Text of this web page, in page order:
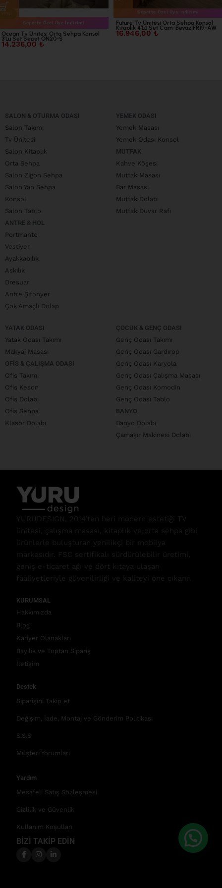
Sepette Özel Üye İndirimi
Ocean Tv Ünitesi Orta Sehpa Konsol
3’Lü Set Sepet ON20-S
14.236,00 ₺
Sepette Özel Üye İndirimi
Future Tv Ünitesi Orta Sehpa Konsol
Kitaplık 4’Lü Set Çam-Beyaz FR19-AW
16.946,00 ₺
SALON & OTURMA ODASI
Salon Takımı
Tv Ünitesi
Salon Kitaplık
Orta Sehpa
Salon Zigon Sehpa
Salon Yan Sehpa
Konsol
Salon Tablo
ANTRE & HOL
Portmanto
Vestiyer
Ayakkabılık
Askılık
Dresuar
Antre Şifonyer
Çok Amaçlı Dolap
YEMEK ODASI
Yemek Masası
Yemek Odası Konsol
MUTFAK
Kahve Köşesi
Mutfak Masası
Bar Masası
Mutfak Dolabı
Mutfak Duvar Rafı
YATAK ODASI
Yatak Odası Takımı
Makyaj Masası
OFIS & ÇALIŞMA ODASI
Ofis Takımı
Ofis Keson
Ofis Dolabı
Ofis Sehpa
Klasör Dolabı
ÇOCUK & GENÇ ODASI
Genç Odası Takımı
Genç Odası Gardırop
Genç Odası Karyola
Genç Odası Çalışma Masası
Genç Odası Komodin
Genç Odası Tablo
BANYO
Banyo Dolabı
Çamaşır Makinesi Dolabı
YURUDESIGN, 2014’ten beri modern estetiği TV
ünitesi, çalışma masası, kitaplık ve orta sehpa gibi
ürünlerle buluşturan yenilikçi bir mobilya
markasıdır. FSC sertifikalı sürdürülebilir üretimi,
geniş e-ticaret ağı ve dört kıtaya ulaşan
faaliyetleriyle güvenilirliği ve kaliteyi öne çıkarır.
KURUMSAL
Hakkımızda
Blog
Kariyer Olanakları
Bayilik ve Toptan Sipariş
İletişim
Destek
Siparişini Takip et
Değişim, İade, Montaj ve Gönderim Politikası
S.S.S
Müşteri Yorumları
Yardım
Mesafeli Satış Sözleşmesi
Gizlilik ve Güvenlik
Kullanım Koşulları
BİZİ TAKİP EDİN